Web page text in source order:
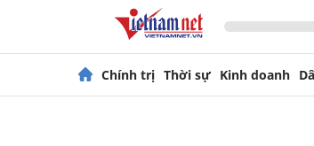
Chính trị Thời sự Kinh doanh